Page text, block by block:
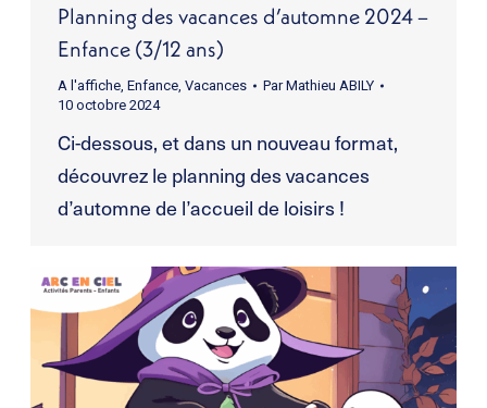
Planning des vacances d’automne 2024 –
Enfance (3/12 ans)
A l'affiche, Enfance, Vacances ParMathieu ABILY
10 octobre 2024
Ci-dessous, et dans un nouveau format,
découvrez le planning des vacances
d’automne de l’accueil de loisirs !